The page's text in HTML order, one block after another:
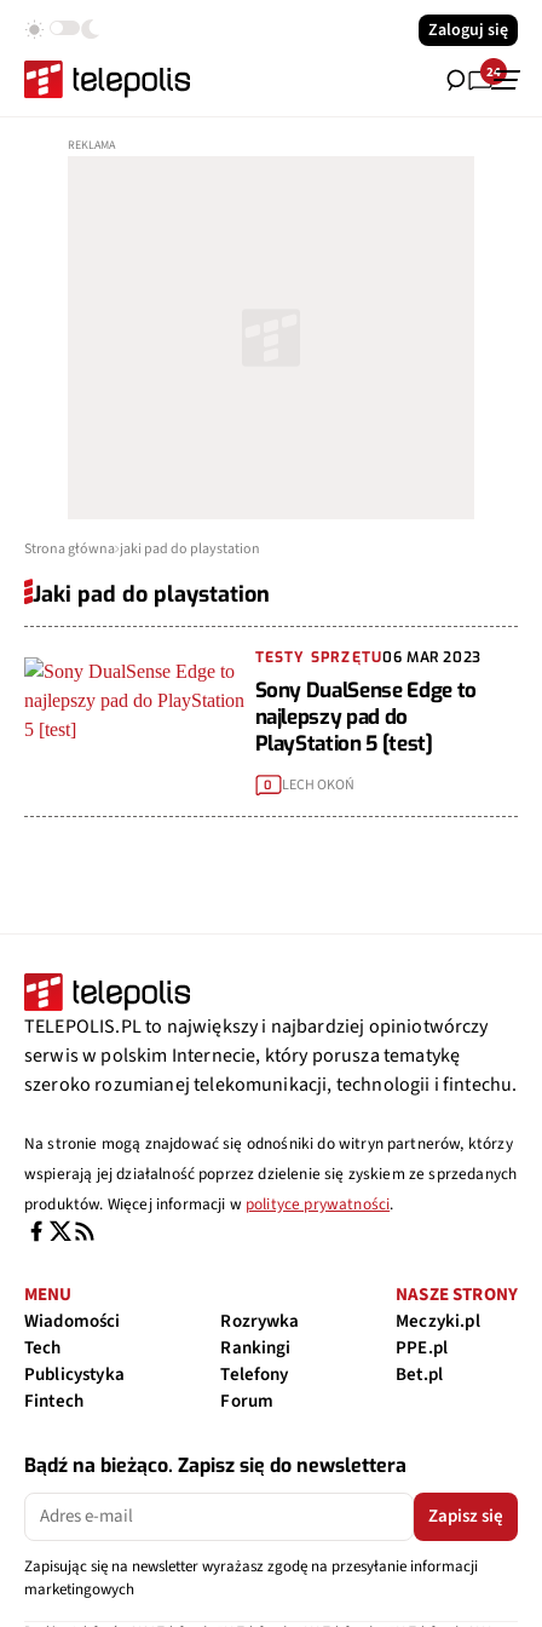
Zaloguj się
24
Strona główna jaki pad do playstation
Jaki pad do playstation
TESTY SPRZĘTU06 MAR 2023
Sony DualSense Edge to
najlepszy pad do
PlayStation 5 [test]
0 LECH OKOŃ
TELEPOLIS.PL to największy i najbardziej opiniotwórczy
serwis w polskim Internecie, który porusza tematykę
szeroko rozumianej telekomunikacji, technologii i fintechu.
Na stronie mogą znajdować się odnośniki do witryn partnerów, którzy
wspierają jej działalność poprzez dzielenie się zyskiem ze sprzedanych
produktów. Więcej informacji w polityce prywatności.
MENU
Wiadomości
Tech
Publicystyka
Fintech
Rozrywka
Rankingi
Telefony
Forum
NASZE STRONY
Meczyki.pl
PPE.pl
Bet.pl
Bądź na bieżąco. Zapisz się do newslettera
Zapisz się
Zapisując się na newsletter wyrażasz zgodę na przesyłanie informacji
marketingowych